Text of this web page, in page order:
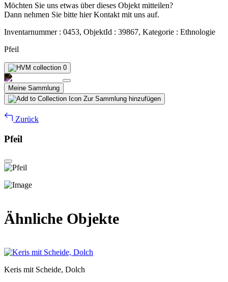
Möchten Sie uns etwas über dieses Objekt mitteilen?
Dann nehmen Sie bitte hier Kontakt mit uns auf.
Inventarnummer : 0453, ObjektId : 39867, Kategorie : Ethnologie
Pfeil
0
Meine Sammlung
Zur Sammlung hinzufügen
Zurück
Pfeil
Ähnliche Objekte
Keris mit Scheide, Dolch